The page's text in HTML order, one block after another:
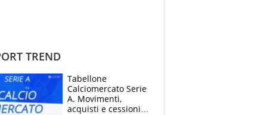
TREND
Tabellone
Calciomercato Serie
A. Movimenti,
acquisti e cessioni: